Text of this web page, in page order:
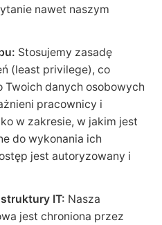
nawet naszym
Stosujemy zasadę
(least privilege), co
Twoich danych osobowych
pracownicy i
w zakresie, w jakim jest
do wykonania ich
jest autoryzowany i
IT: Nasza
jest chroniona przez